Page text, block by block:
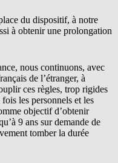
du dispositif, à notre
à obtenir une prolongation
nous continuons, avec
de l’étranger, à
ces règles, trop rigides
les personnels et les
objectif d’obtenir
9 ans sur demande de
tomber la durée